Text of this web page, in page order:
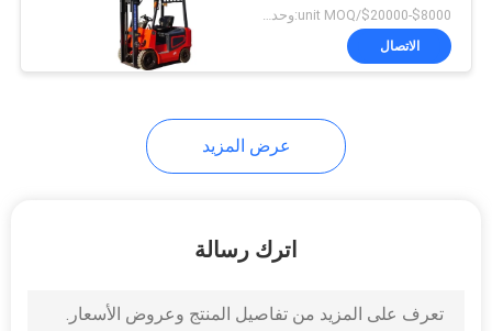
رافع طبل هيدروليكي
$8000-$20000/unit MOQ:وحدة 1
الاتصال
عرض المزيد
اترك رسالة